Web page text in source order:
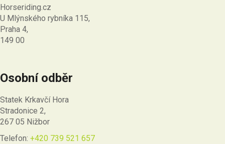
Horseriding.cz
U Mlýnského rybníka 115,
Praha 4,
149 00
Osobní odběr
Statek Krkavčí Hora
Stradonice 2,
267 05 Nižbor
Telefon: +420 739 521 657